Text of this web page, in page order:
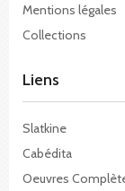
Mentions légales
Collections
Liens
Slatkine
Cabédita
Oeuvres